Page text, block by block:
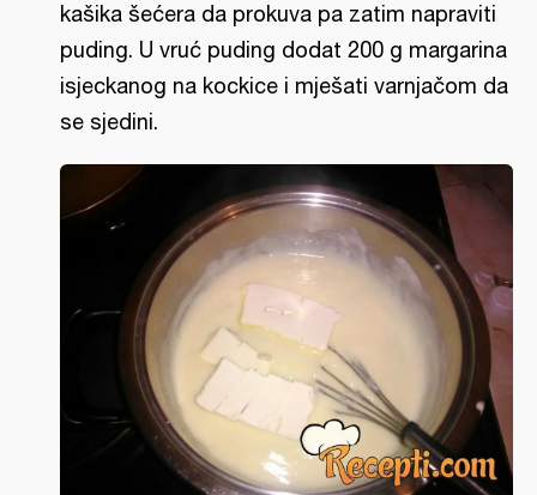
kašika šećera da prokuva pa zatim napraviti
puding. U vruć puding dodat 200 g margarina
isjeckanog na kockice i mješati varnjačom da
se sjedini.